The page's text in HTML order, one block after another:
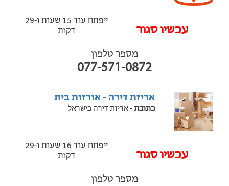
עכשיו סגור
ייפתח עוד 15 שעות ‫ו-29
דקות
מספר טלפון
077-571-0872
אריזת דירה - אורזות בית
כתובת- אריזת דירה בישראל
עכשיו סגור
ייפתח עוד 16 שעות ‫ו-29
דקות
מספר טלפון